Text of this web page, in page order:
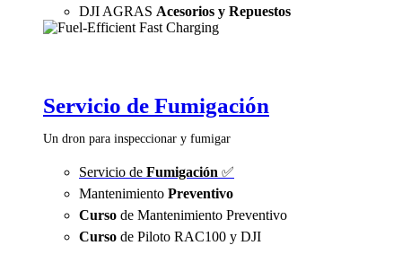
DJI AGRAS Acesorios y Repuestos
Servicio de Fumigación
Un dron para inspeccionar y fumigar
Servicio de Fumigación ✅
Mantenimiento Preventivo
Curso de Mantenimiento Preventivo
Curso de Piloto RAC100 y DJI